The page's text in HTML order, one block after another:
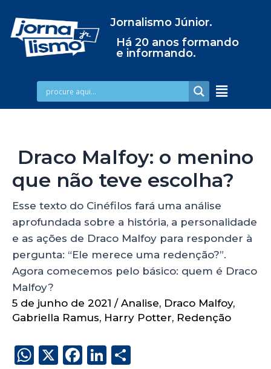
Jornalismo Júnior.
Há 20 anos formando
e informando.
Draco Malfoy: o menino
que não teve escolha?
Esse texto do Cinéfilos fará uma análise
aprofundada sobre a história, a personalidade
e as ações de Draco Malfoy para responder à
pergunta: “Ele merece uma redenção?”.
Agora comecemos pelo básico: quem é Draco
Malfoy?
5 de junho de 2021 / Analise, Draco Malfoy,
Gabriella Ramus, Harry Potter, Redenção
W X
F
Li